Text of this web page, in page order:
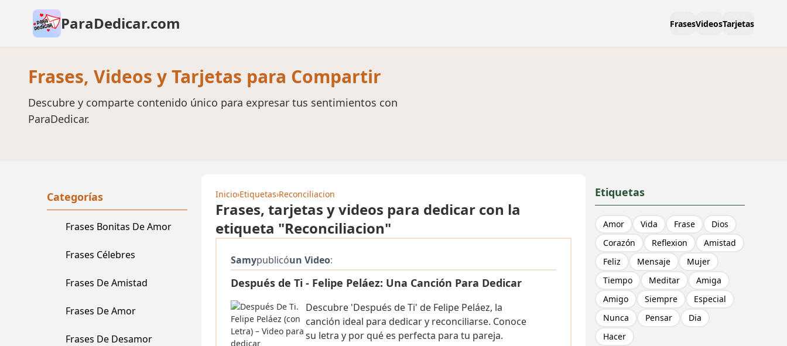
ParaDedicar.com FrasesVideosTarjetas
Frases, Videos y Tarjetas para Compartir
Descubre y comparte contenido único para expresar tus sentimientos con
ParaDedicar.
Categorías
Frases Bonitas De Amor
Frases Célebres
Frases De Amistad
Frases De Amor
Frases De Desamor
Inicio›Etiquetas›Reconciliacion
Frases, tarjetas y videos para dedicar con la
etiqueta "Reconciliacion"
Samypublicóun Video:
Después de Ti - Felipe Peláez: Una Canción Para Dedicar
Descubre 'Después de Ti' de Felipe Peláez, la
canción ideal para dedicar y reconciliarse. Conoce
su letra y por qué es perfecta para tu pareja.
Etiquetas
Amor Vida Frase
Dios
Corazón
Reflexion
Amistad
Feliz
Mensaje
Mujer
Tiempo
Meditar
Amiga
Amigo
Siempre
Especial
Nunca
Pensar
Dia
Hacer